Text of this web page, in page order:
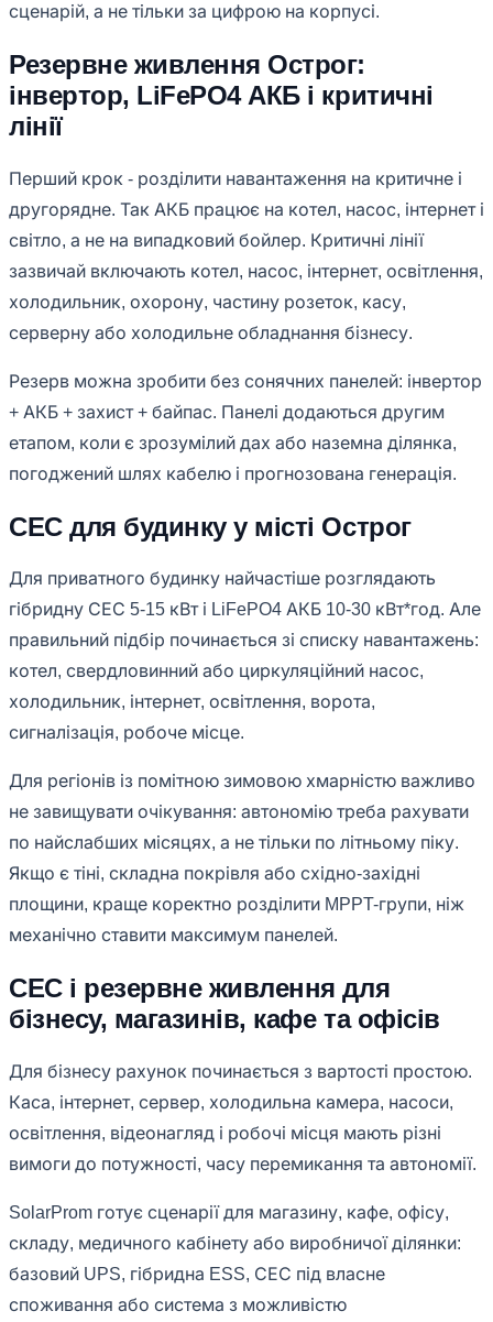
сценарій, а не тільки за цифрою на корпусі.
Резервне живлення Острог:
інвертор, LiFePO4 АКБ і критичні
лінії
Перший крок - розділити навантаження на критичне і
другорядне. Так АКБ працює на котел, насос, інтернет і
світло, а не на випадковий бойлер. Критичні лінії
зазвичай включають котел, насос, інтернет, освітлення,
холодильник, охорону, частину розеток, касу,
серверну або холодильне обладнання бізнесу.
Резерв можна зробити без сонячних панелей: інвертор
+ АКБ + захист + байпас. Панелі додаються другим
етапом, коли є зрозумілий дах або наземна ділянка,
погоджений шлях кабелю і прогнозована генерація.
СЕС для будинку у місті Острог
Для приватного будинку найчастіше розглядають
гібридну СЕС 5-15 кВт і LiFePO4 АКБ 10-30 кВт*год. Але
правильний підбір починається зі списку навантажень:
котел, свердловинний або циркуляційний насос,
холодильник, інтернет, освітлення, ворота,
сигналізація, робоче місце.
Для регіонів із помітною зимовою хмарністю важливо
не завищувати очікування: автономію треба рахувати
по найслабших місяцях, а не тільки по літньому піку.
Якщо є тіні, складна покрівля або східно-західні
площини, краще коректно розділити MPPT-групи, ніж
механічно ставити максимум панелей.
СЕС і резервне живлення для
бізнесу, магазинів, кафе та офісів
Для бізнесу рахунок починається з вартості простою.
Каса, інтернет, сервер, холодильна камера, насоси,
освітлення, відеонагляд і робочі місця мають різні
вимоги до потужності, часу перемикання та автономії.
SolarProm готує сценарії для магазину, кафе, офісу,
складу, медичного кабінету або виробничої ділянки:
базовий UPS, гібридна ESS, СЕС під власне
споживання або система з можливістю